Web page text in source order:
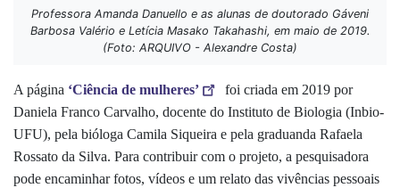
Professora Amanda Danuello e as alunas de doutorado Gáveni
Barbosa Valério e Letícia Masako Takahashi, em maio de 2019.
(Foto: ARQUIVO - Alexandre Costa)
A página ‘Ciência de mulheres’
foi criada em 2019 por
Daniela Franco Carvalho, docente do Instituto de Biologia (Inbio-
UFU), pela bióloga Camila Siqueira e pela graduanda Rafaela
Rossato da Silva. Para contribuir com o projeto, a pesquisadora
pode encaminhar fotos, vídeos e um relato das vivências pessoais